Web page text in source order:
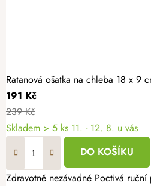
Ratanová ošatka na chleba 18 x 9
191 Kč
239 Kč
Skladem > 5 ks 11. - 12. 8. u vás
DO KOŠÍKU
Zdravotně nezávadné Poctivá ruční práce Ekologický materiál Ošatka na chleba z neběleného ratanu je nepostradatelným pomocníkem pro každého, kdo si peče domácí chléb a pečivo. Kulatý tvar pomáhá